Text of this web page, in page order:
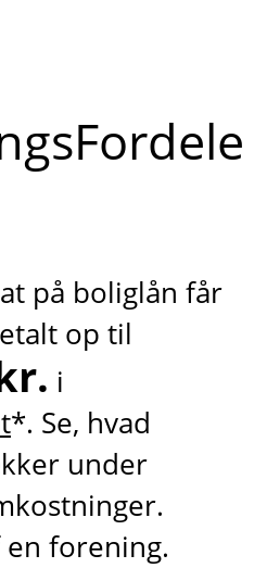
på boliglån får
op til
i
*. Se, hvad
under
forening.